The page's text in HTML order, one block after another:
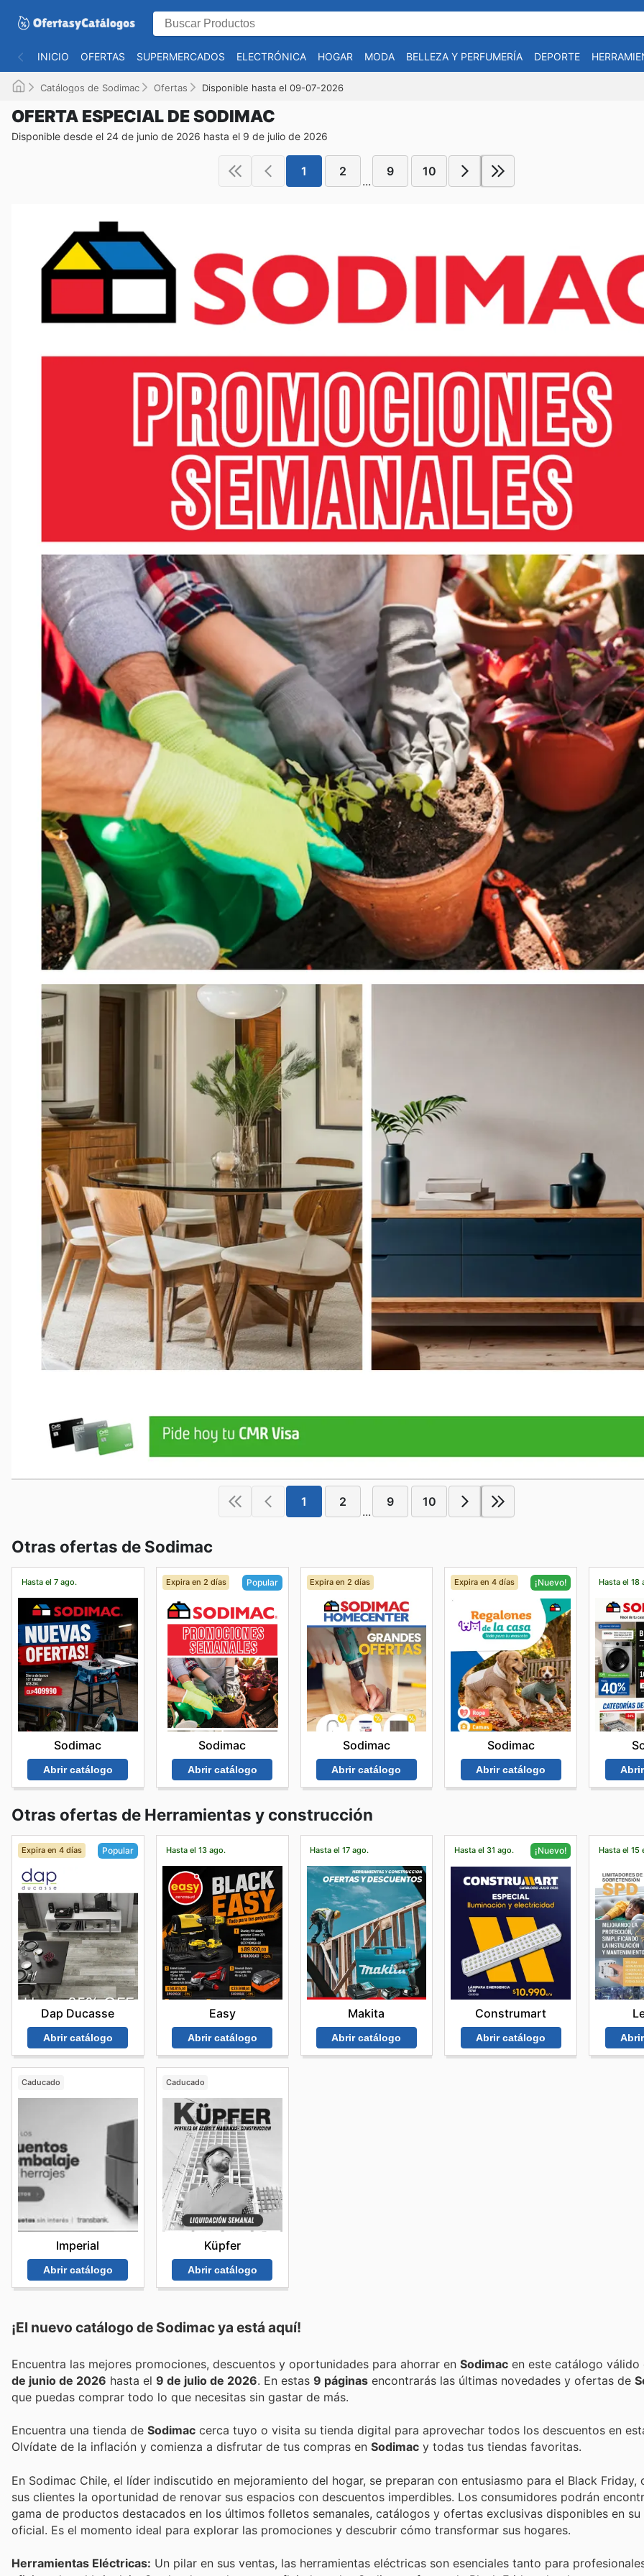
INICIO OFERTAS SUPERMERCADOS ELECTRÓNICA HOGAR MODA BELLEZA Y PERFUMERÍA DEPORTE
Catálogos de Sodimac Ofertas Disponible hasta el 09-07-2026
OFERTA ESPECIAL DE SODIMAC
Disponible desde el 24 de junio de 2026 hasta el 9 de julio de 2026
1 2
...
9 10
1 2
...
9 10
Otras ofertas de Sodimac
Hasta el 7 ago.
Sodimac
Abrir catálogo
Expira en 2 días Popular
Sodimac
Abrir catálogo
Expira en 2 días
Sodimac
Abrir catálogo
Expira en 4 días ¡Nuevo!
Sodimac
Abrir catálogo
Hasta el 18
Otras ofertas de Herramientas y construcción
Expira en 4 días Popular
Dap Ducasse
Abrir catálogo
Hasta el 13 ago.
Easy
Abrir catálogo
Hasta el 17 ago.
Makita
Abrir catálogo
Hasta el 31 ago. ¡Nuevo!
Construmart
Abrir catálogo
Hasta el 15
Caducado
Imperial
Abrir catálogo
Caducado
Küpfer
Abrir catálogo
¡El nuevo catálogo de Sodimacya está aquí!
Encuentra las mejores promociones, descuentos y oportunidades para ahorrar en Sodimac en este catálogo
de junio de 2026 hasta el 9 de julio de 2026 . En estas 9 páginas encontrarás las últimas novedades y ofertas de
que puedas comprar todo lo que necesitas sin gastar de más.
Encuentra una tienda de Sodimac cerca tuyo o visita su tienda digital para aprovechar todos los descuentos en
Olvídate de la inflación y comienza a disfrutar de tus compras en Sodimac y todas tus tiendas favoritas.
En Sodimac Chile, el líder indiscutido en mejoramiento del hogar, se preparan con entusiasmo para el Black Friday,
sus clientes la oportunidad de renovar sus espacios con descuentos imperdibles. Los consumidores podrán
gama de productos destacados en los últimos folletos semanales, catálogos y ofertas exclusivas disponibles en
oficial. Es el momento ideal para explorar las promociones y descubrir cómo transformar sus hogares.
Herramientas Eléctricas: Un pilar en sus ventas, las herramientas eléctricas son esenciales tanto para